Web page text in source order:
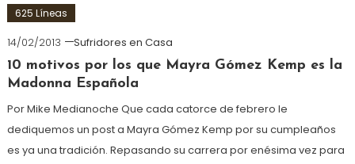
625 Líneas
14/02/2013
Sufridores en Casa
10 motivos por los que Mayra Gómez Kemp es la
Madonna Española
Por Mike Medianoche Que cada catorce de febrero le
dediquemos un post a Mayra Gómez Kemp por su cumpleaños
es ya una tradición. Repasando su carrera por enésima vez para